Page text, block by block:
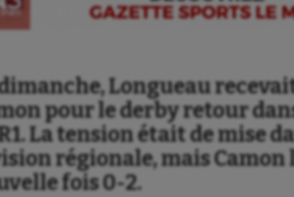
Longueau
pour le derby retour
La tension était de mise
régionale, mais Camon
fois 0-2.